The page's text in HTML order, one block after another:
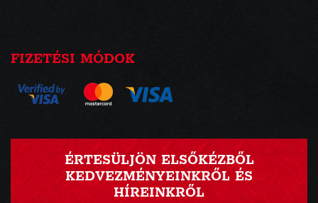
FIZETÉSI MÓDOK
ÉRTESÜLJÖN ELSŐKÉZBŐL
KEDVEZMÉNYEINKRŐL ÉS
HÍREINKRŐL